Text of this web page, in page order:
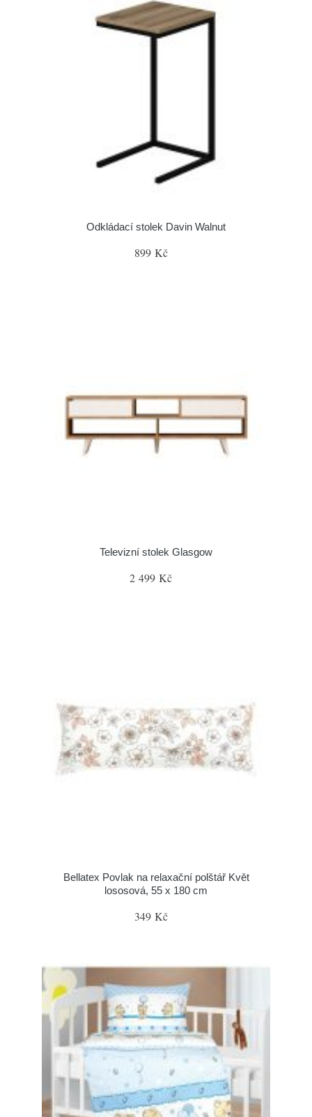
Odkládací stolek Davin Walnut
899 Kč
Televizní stolek Glasgow
2 499 Kč
Bellatex Povlak na relaxační polštář Květ
lososová, 55 x 180 cm
349 Kč